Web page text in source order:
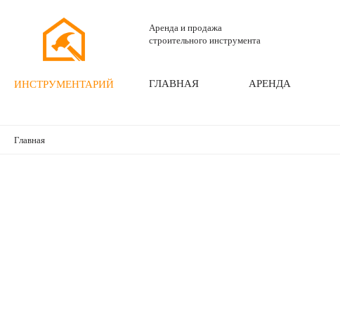
ИНСТРУМЕНТАРИЙ
Аренда и продажа
строительного инструмента
ГЛАВНАЯ АРЕНДА
Главная